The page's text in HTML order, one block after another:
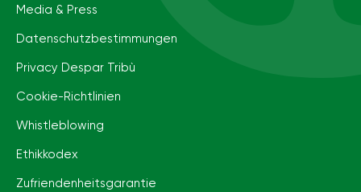
Media & Press
Datenschutzbestimmungen
Privacy Despar Tribù
Cookie-Richtlinien
Whistleblowing
Ethikkodex
Zufriendenheitsgarantie